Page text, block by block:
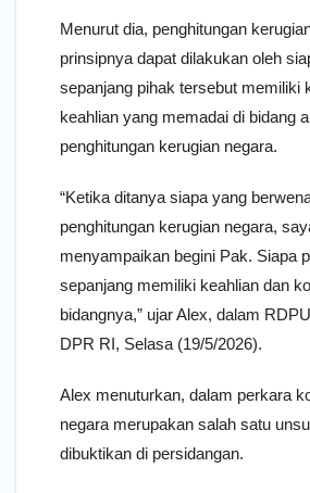
Menurut dia, penghitungan
prinsipnya dapat dilakukan oleh
sepanjang pihak tersebut memiliki
keahlian yang memadai di bidang
penghitungan kerugian negara.
“Ketika ditanya siapa yang
penghitungan kerugian negara,
menyampaikan begini Pak. Siapa
sepanjang memiliki keahlian dan
bidangnya,” ujar Alex, dalam
DPR RI, Selasa (19/5/2026).
Alex menuturkan, dalam perkara
negara merupakan salah satu
dibuktikan di persidangan.